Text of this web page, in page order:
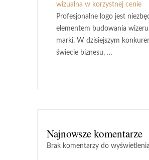
wizualna w korzystnej cenie
Profesjonalne logo jest
elementem budowania
marki. W dzisiejszym
świecie biznesu, …
Najnowsze komentarze
Brak komentarzy do